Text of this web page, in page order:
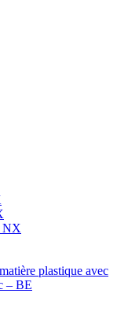
NX
plastique avec
– BE